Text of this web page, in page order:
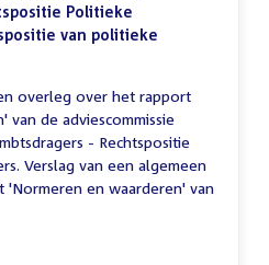
Politieke
van politieke
overleg over het rapport
van de adviescommissie
- Rechtspositie
Verslag van een algemeen
en waarderen' van